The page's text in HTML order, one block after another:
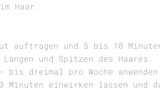
Haar.
auftragen und 5 bis 10
und Spitzen des Haares.
dreimal pro Woche anwenden.
einwirken lassen und